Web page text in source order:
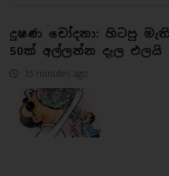
දූෂණ චෝදනා: හිටපු
50ක් අල්ලන්න දැල එලයි
35 minutes ago